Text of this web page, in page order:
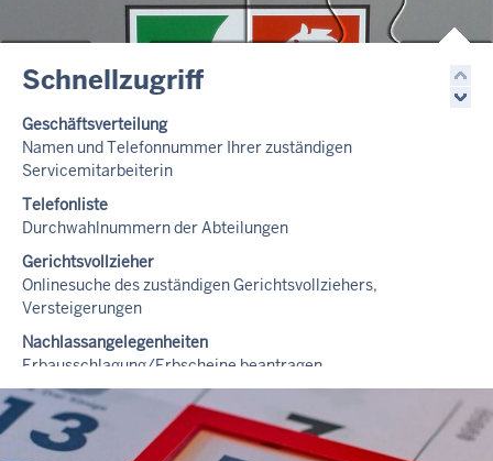
Schnellzugriff
Geschäftsverteilung
Namen und Telefonnummer Ihrer zuständigen
Servicemitarbeiterin
Telefonliste
Durchwahlnummern der Abteilungen
Gerichtsvollzieher
Onlinesuche des zuständigen Gerichtsvollziehers,
Versteigerungen
Nachlassangelegenheiten
Erbausschlagung/Erbscheine beantragen